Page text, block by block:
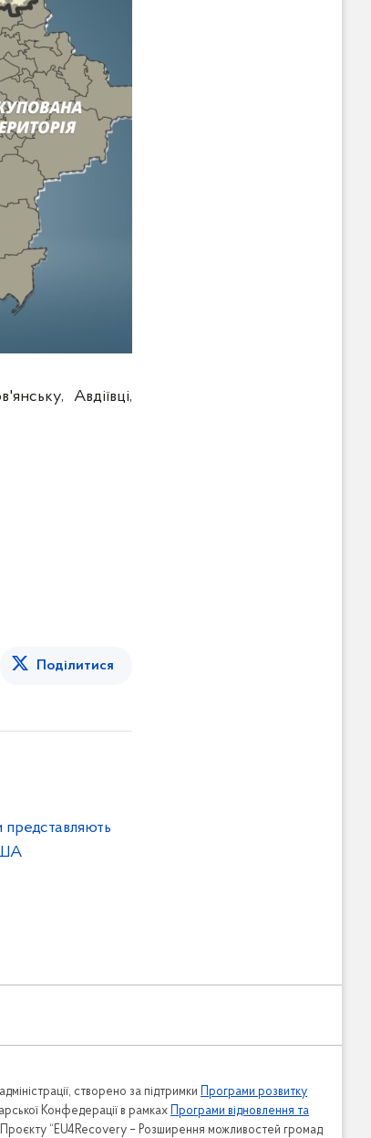
Авдіївці,
Поділитися
створено за підтримки Програми розвитку
Конфедерації в рамках Програми відновлення та
“EU4Recovery – Розширення можливостей громад